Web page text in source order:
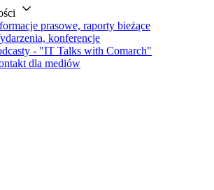
prasowe, raporty bieżące
konferencje
- "IT Talks with Comarch"
dla mediów